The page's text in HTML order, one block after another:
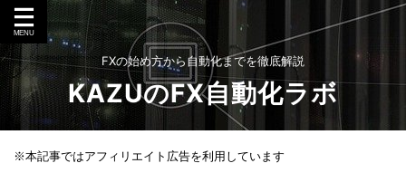
FXの始め方から自動化までを徹底解説
KAZUのFX自動化ラボ
※本記事ではアフィリエイト広告を利用しています